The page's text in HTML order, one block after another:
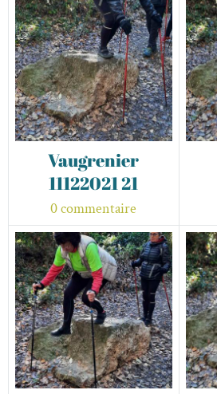
Vaugrenier
11122021 21
0 commentaire